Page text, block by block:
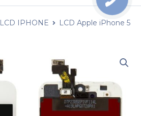
LCD IPHONE
LCD Apple iPhone 5